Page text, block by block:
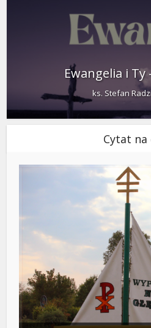
Ewangelia i Ty
ks. Stefan
Cytat na